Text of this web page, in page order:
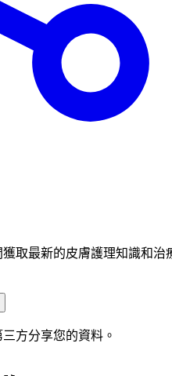
取最新的皮膚護理知識和治
方分享您的資料。